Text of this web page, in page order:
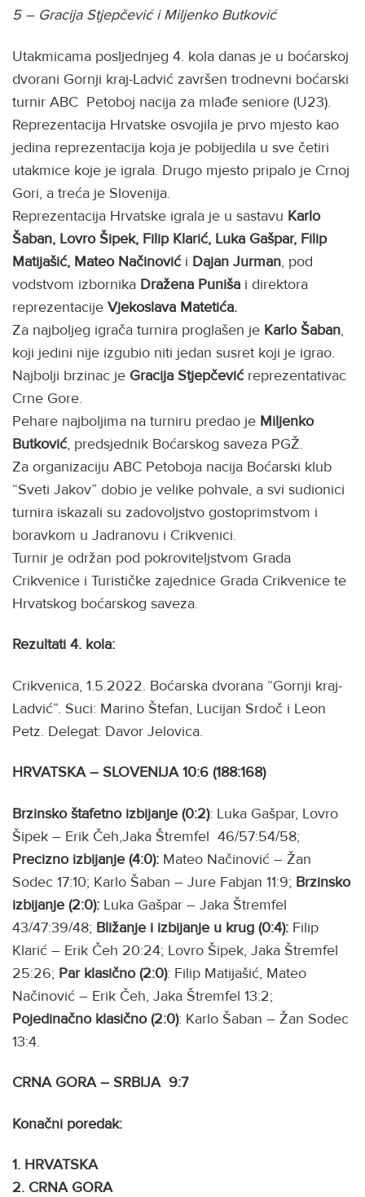
5 – Gracija Stjepčević i Miljenko Butković
Utakmicama posljednjeg 4. kola danas je u boćarskoj
dvorani Gornji kraj-Ladvić završen trodnevni boćarski
turnir ABC Petoboj nacija za mlađe seniore (U23).
Reprezentacija Hrvatske osvojila je prvo mjesto kao
jedina reprezentacija koja je pobijedila u sve četiri
utakmice koje je igrala. Drugo mjesto pripalo je Crnoj
Gori, a treća je Slovenija.
Reprezentacija Hrvatske igrala je u sastavu Karlo
Šaban, Lovro Šipek, Filip Klarić, Luka Gašpar, Filip
Matijašić, Mateo Načinovići Dajan Jurman, pod
vodstvom izbornika Dražena Puniša i direktora
reprezentacije Vjekoslava Matetića.
Za najboljeg igrača turnira proglašen je Karlo Šaban,
koji jedini nije izgubio niti jedan susret koji je igrao.
Najbolji brzinac je Gracija Stjepčevićreprezentativac
Crne Gore.
Pehare najboljima na turniru predao je Miljenko
Butković, predsjednik Boćarskog saveza PGŽ.
Za organizaciju ABC Petoboja nacija Boćarski klub
“Sveti Jakov” dobio je velike pohvale, a svi sudionici
turnira iskazali su zadovoljstvo gostoprimstvom i
boravkom u Jadranovu i Crikvenici.
Turnir je održan pod pokroviteljstvom Grada
Crikvenice i Turističke zajednice Grada Crikvenice te
Hrvatskog boćarskog saveza.
Rezultati 4. kola:
Crikvenica, 1.5.2022. Boćarska dvorana “Gornji kraj-
Ladvić”. Suci: Marino Štefan, Lucijan Srdoč i Leon
Petz. Delegat: Davor Jelovica.
HRVATSKA – SLOVENIJA 10:6 (188:168)
Brzinsko štafetno izbijanje (0:2): Luka Gašpar, Lovro
Šipek – Erik Čeh,Jaka Štremfel 46/57:54/58;
Precizno izbijanje (4:0): Mateo Načinović – Žan
Sodec 17:10; Karlo Šaban – Jure Fabjan 11:9; Brzinsko
izbijanje (2:0): Luka Gašpar – Jaka Štremfel
43/47:39/48; Bližanje i izbijanje u krug (0:4): Filip
Klarić – Erik Čeh 20:24; Lovro Šipek, Jaka Štremfel
25:26; Par klasično (2:0): Filip Matijašić, Mateo
Načinović – Erik Čeh, Jaka Štremfel 13:2;
Pojedinačno klasično (2:0): Karlo Šaban – Žan Sodec
13:4.
CRNA GORA – SRBIJA 9:7
Konačni poredak:
1. HRVATSKA
2. CRNA GORA